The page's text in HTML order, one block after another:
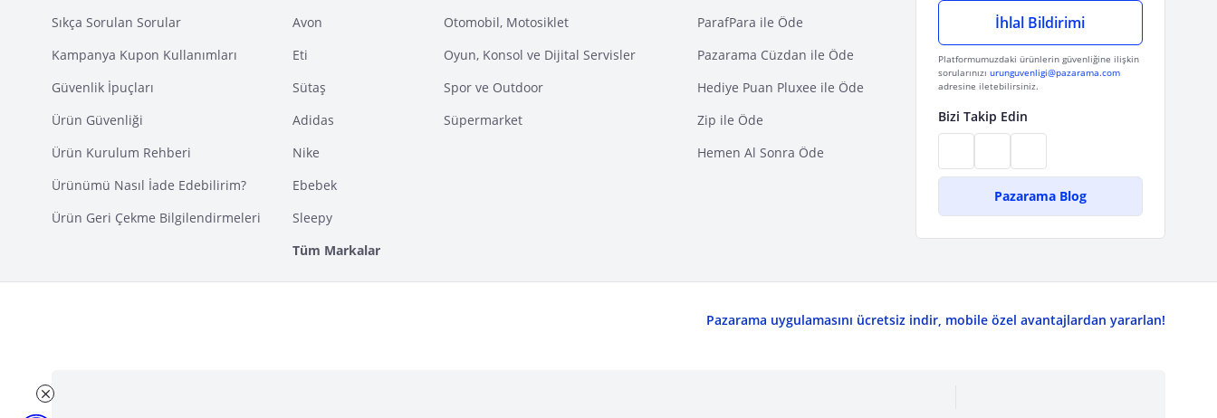
Sıkça Sorulan Sorular
Kampanya Kupon Kullanımları
Güvenlik İpuçları
Ürün Güvenliği
Ürün Kurulum Rehberi
Ürünümü Nasıl İade Edebilirim?
Ürün Geri Çekme Bilgilendirmeleri
Avon
Eti
Sütaş
Adidas
Nike
Ebebek
Sleepy
Tüm Markalar
Otomobil, Motosiklet
Oyun, Konsol ve Dijital Servisler
Spor ve Outdoor
Süpermarket
ParafPara ile Öde
Pazarama Cüzdan ile Öde
Hediye Puan Pluxee ile Öde
Zip ile Öde
Hemen Al Sonra Öde
İhlal Bildirimi
Platformumuzdaki ürünlerin güvenliğine ilişkin
sorularınızı urunguvenligi@pazarama.com
adresine iletebilirsiniz.
Bizi Takip Edin
Pazarama Blog
Pazarama uygulamasını ücretsiz indir, mobile özel avantajlardan yararlan!